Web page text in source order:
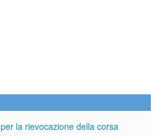
la rievocazione della corsa